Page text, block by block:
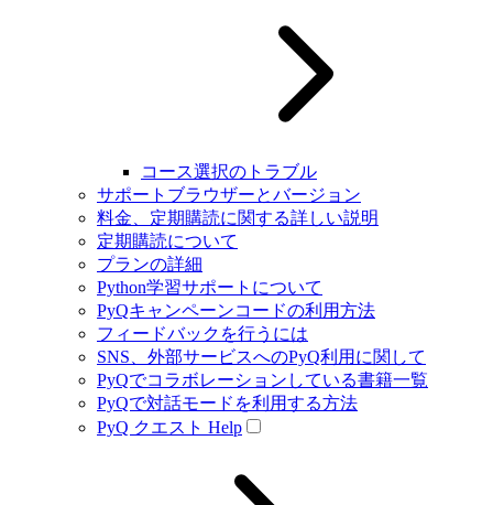
コース選択のトラブル
サポートブラウザーとバージョン
料金、定期購読に関する詳しい説明
定期購読について
プランの詳細
Python学習サポートについて
PyQキャンペーンコードの利用方法
フィードバックを行うには
SNS、外部サービスへのPyQ利用に関して
PyQでコラボレーションしている書籍一覧
PyQで対話モードを利用する方法
PyQ クエスト Help